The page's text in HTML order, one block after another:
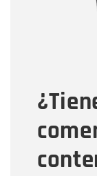
Tipo de
Mensaje